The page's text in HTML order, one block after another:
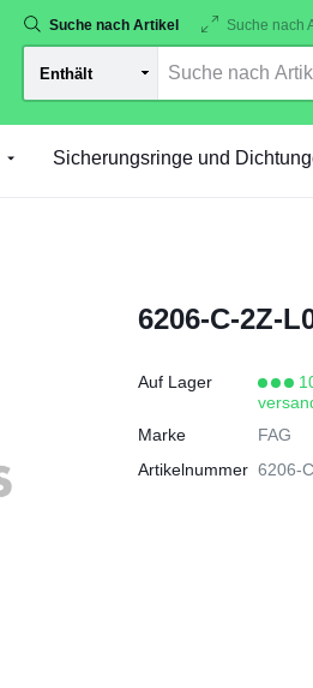
Suche nach Artikel Suche nach
Sicherungsringe und
6206-C-2Z-
Auf Lager
Marke
FAG
Artikelnummer 6206-